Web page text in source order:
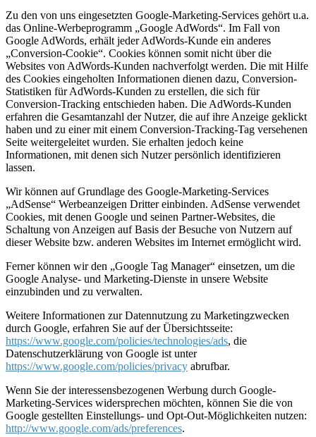
Zu den von uns eingesetzten Google-Marketing-Services gehört u.a.
das Online-Werbeprogramm „Google AdWords“. Im Fall von
Google AdWords, erhält jeder AdWords-Kunde ein anderes
„Conversion-Cookie“. Cookies können somit nicht über die
Websites von AdWords-Kunden nachverfolgt werden. Die mit Hilfe
des Cookies eingeholten Informationen dienen dazu, Conversion-
Statistiken für AdWords-Kunden zu erstellen, die sich für
Conversion-Tracking entschieden haben. Die AdWords-Kunden
erfahren die Gesamtanzahl der Nutzer, die auf ihre Anzeige geklickt
haben und zu einer mit einem Conversion-Tracking-Tag versehenen
Seite weitergeleitet wurden. Sie erhalten jedoch keine
Informationen, mit denen sich Nutzer persönlich identifizieren
lassen.
Wir können auf Grundlage des Google-Marketing-Services
„AdSense“ Werbeanzeigen Dritter einbinden. AdSense verwendet
Cookies, mit denen Google und seinen Partner-Websites, die
Schaltung von Anzeigen auf Basis der Besuche von Nutzern auf
dieser Website bzw. anderen Websites im Internet ermöglicht wird.
Ferner können wir den „Google Tag Manager“ einsetzen, um die
Google Analyse- und Marketing-Dienste in unsere Website
einzubinden und zu verwalten.
Weitere Informationen zur Datennutzung zu Marketingzwecken
durch Google, erfahren Sie auf der Übersichtsseite:
https://www.google.com/policies/technologies/ads, die
Datenschutzerklärung von Google ist unter
https://www.google.com/policies/privacy abrufbar.
Wenn Sie der interessensbezogenen Werbung durch Google-
Marketing-Services widersprechen möchten, können Sie die von
Google gestellten Einstellungs- und Opt-Out-Möglichkeiten nutzen:
http://www.google.com/ads/preferences.